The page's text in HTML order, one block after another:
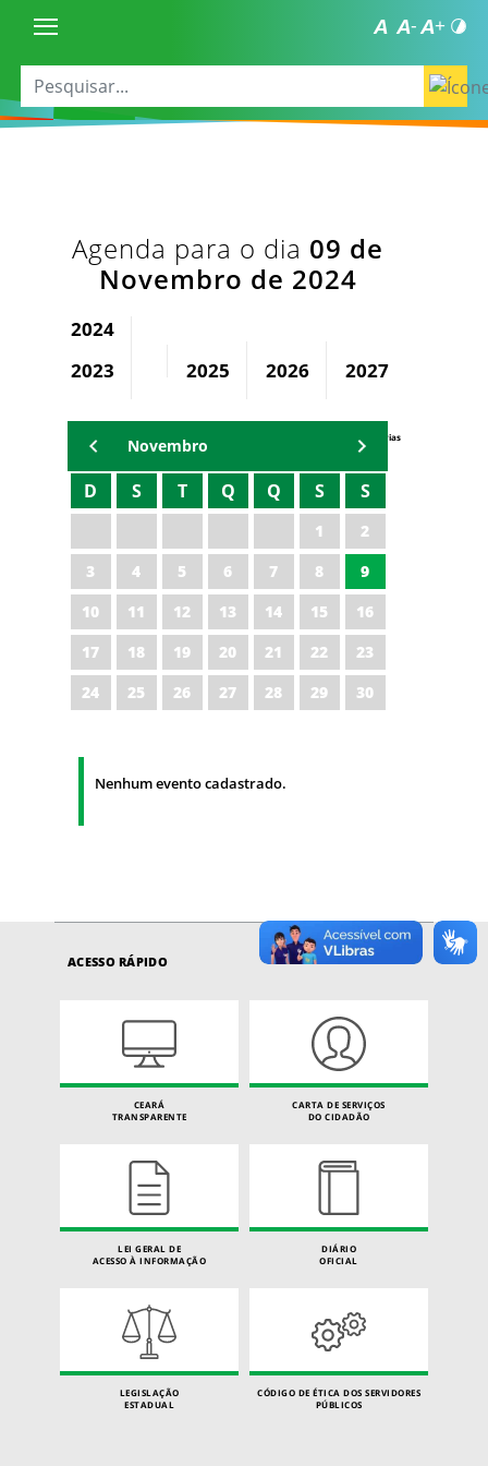
Agenda para o dia 09 de
Novembro de 2024
2024
2023
2025 2026 2027
Agenda Secretárias
Novembro
D S T Q Q S S
1
2
3
4 5 6 7 8
9
10
11 12 13 14 15
16
17
18 19 20 21 22
23
24
25 26 27 28 29 30
Nenhum evento cadastrado.
ACESSO RÁPIDO
CEARÁ
TRANSPARENTE
CARTA DE SERVIÇOS
DO CIDADÃO
LEI GERAL DE
ACESSO À INFORMAÇÃO
DIÁRIO
OFICIAL
LEGISLAÇÃO
ESTADUAL
CÓDIGO DE ÉTICA DOS SERVIDORES
PÚBLICOS